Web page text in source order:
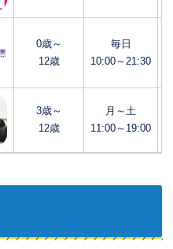
0歳～
12歳
毎日
10:00～21:30
3歳～
12歳
月～土
11:00～19:00